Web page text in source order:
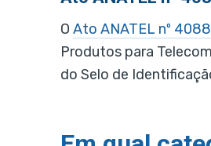
O Ato ANATEL nº
Produtos para
do Selo de